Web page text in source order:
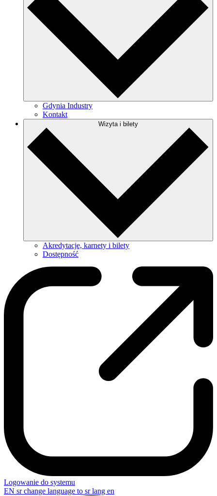
Gdynia Industry
Kontakt
Wizyta i bilety
Akredytacje, karnety i bilety
Dostępność
Logowanie do systemu
EN sr change language to sr lang en